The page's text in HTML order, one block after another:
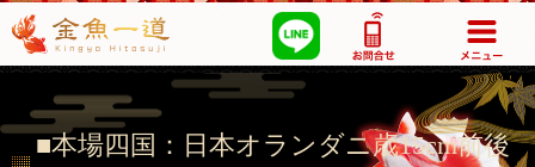
■本場四国：日本オランダニ歳15cm前後